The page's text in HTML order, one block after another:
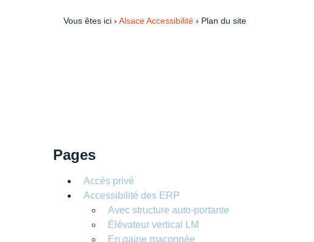
Vous êtes ici › Alsace Accessibilité › Plan du site
Pages
Accès privé
Accessibilité des ERP
Avec structure auto-portante
Élévateur vertical LM
En gaine maçonnée